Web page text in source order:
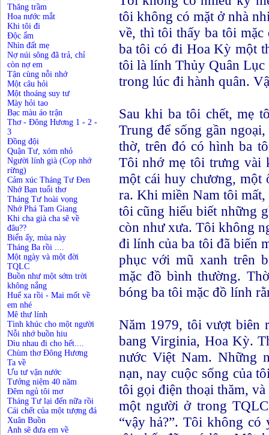
Thăng trầm
Hoa nước mắt
Khi tôi đi
Độc ẩm
Nhìn đất mẹ
Nợ núi sông đã trả, chỉ
còn nợ em
Tận cùng nỗi nhớ
Một câu hỏi
Một thoáng suy tư
Mày hỏi tao
Bạc màu áo trận
Thơ - Đông Hương 1 - 2 -
3
Đồng đội
Quận Tư, xóm nhỏ
Người lính già (Cọp nhớ
rừng)
Cảm xúc Tháng Tư Đen
Nhớ Bạn tuổi thơ
Tháng Tư hoài vọng
Nhớ Phá Tam Giang
Khi cha già cha sẽ về
đâu??
Biển ấy, mùa này
Tháng Ba rồi ....
Một ngày và một đời
TQLC
Buồn như một sớm trời
không nắng
Huế xa rồi - Mai mốt về
em nhé
Mê thư lính
Tình khúc cho một người
Nỗi nhớ buồn hiu
Dìu nhau đi cho hết....
Chùm thơ Đông Hương
Ta về
Ưu tư vận nước
Tưởng niệm 40 năm
Đêm ngủ tôi mơ
Tháng Tư lại đến nữa rồi
Cái chết của một tượng đá
Xuân Buồn
Anh sẽ đưa em về
tôi không có mặt ở nhà
về, thì tôi thấy ba tôi
ba tôi có đi Hoa Kỳ một
tôi là lính Thủy Quân
trong lúc đi hành quân.
Sau khi ba tôi chết, mẹ
Trung để sống gần
thờ, trên đó có hình ba
Tôi nhớ mẹ tôi trưng vài
một cái huy chương, một
ra. Khi miền Nam tôi
tôi cũng hiểu biết những
còn như xưa. Tôi không
đi lính của ba tôi đã biến
phục với mũ xanh trên
mặc đồ bình thường.
bóng ba tôi mặc đồ lính
Năm 1979, tôi vượt biên
bang Virginia, Hoa Kỳ.
nước Việt Nam. Những
nạn, nay cuộc sống của
tôi gọi điện thoại thăm,
một người ở trong
“vậy hả?”. Tôi không